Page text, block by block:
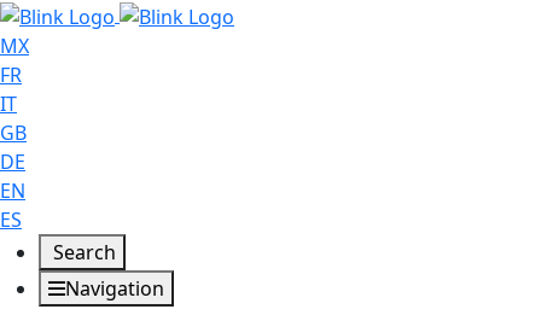
MX
FR
IT
GB
DE
EN
ES
Search
Navigation